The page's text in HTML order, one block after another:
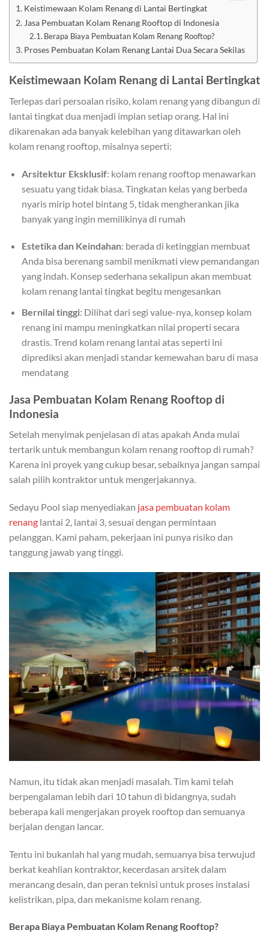
Keistimewaan Kolam Renang di Lantai Bertingkat
Jasa Pembuatan Kolam Renang Rooftop di Indonesia
Berapa Biaya Pembuatan Kolam Renang Rooftop?
Proses Pembuatan Kolam Renang Lantai Dua Secara Sekilas
Keistimewaan Kolam Renang di Lantai Bertingkat
Terlepas dari persoalan risiko, kolam renang yang dibangun di
lantai tingkat dua menjadi impian setiap orang. Hal ini
dikarenakan ada banyak kelebihan yang ditawarkan oleh
kolam renang rooftop, misalnya seperti:
Arsitektur Eksklusif: kolam renang rooftop menawarkan
sesuatu yang tidak biasa. Tingkatan kelas yang berbeda
nyaris mirip hotel bintang 5, tidak mengherankan jika
banyak yang ingin memilikinya di rumah
Estetika dan Keindahan: berada di ketinggian membuat
Anda bisa berenang sambil menikmati view pemandangan
yang indah. Konsep sederhana sekalipun akan membuat
kolam renang lantai tingkat begitu mengesankan
Bernilai tinggi: Dilihat dari segi value-nya, konsep kolam
renang ini mampu meningkatkan nilai properti secara
drastis. Trend kolam renang lantai atas seperti ini
diprediksi akan menjadi standar kemewahan baru di masa
mendatang
Jasa Pembuatan Kolam Renang Rooftopdi
Indonesia
Setelah menyimak penjelasan di atas apakah Anda mulai
tertarik untuk membangun kolam renang rooftop di rumah?
Karena ini proyek yang cukup besar, sebaiknya jangan sampai
salah pilih kontraktor untuk mengerjakannya.
Sedayu Pool siap menyediakan jasa pembuatan kolam
renang lantai 2, lantai 3, sesuai dengan permintaan
pelanggan. Kami paham, pekerjaan ini punya risiko dan
tanggung jawab yang tinggi.
Namun, itu tidak akan menjadi masalah. Tim kami telah
berpengalaman lebih dari 10 tahun di bidangnya, sudah
beberapa kali mengerjakan proyek rooftop dan semuanya
berjalan dengan lancar.
Tentu ini bukanlah hal yang mudah, semuanya bisa terwujud
berkat keahlian kontraktor, kecerdasan arsitek dalam
merancang desain, dan peran teknisi untuk proses instalasi
kelistrikan, pipa, dan mekanisme kolam renang.
Berapa Biaya Pembuatan Kolam Renang Rooftop?